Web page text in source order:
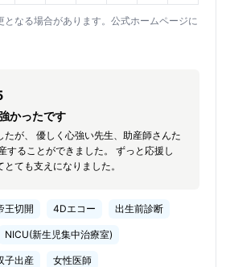
なる場合があります。公式ホームページに
かったです
たが、 優しく心強い先生、助産師さんた
することができました。 ずっと応援し
ても支えになりました。
王切開 4Dエコー 出生前診断
NICU(新生児集中治療室)
子出産 女性医師